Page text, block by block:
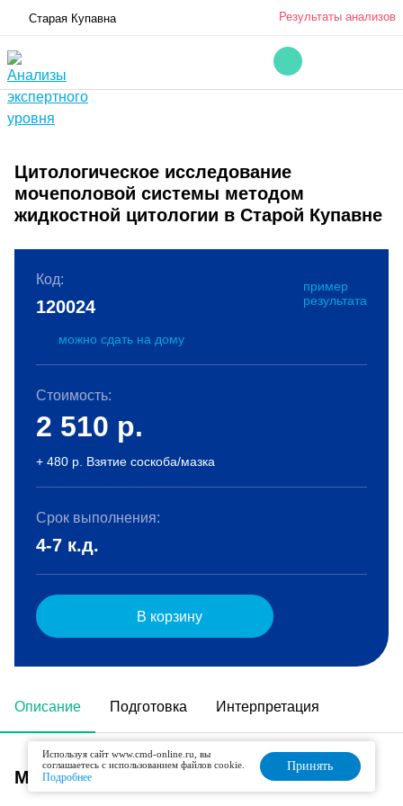
Старая Купавна Результаты анализов
Цитологическое исследование
мочеполовой системы методом
жидкостной цитологии в Старой Купавне
Описание Подготовка Интерпретация
Метод исследования
Код:
пример
результата
120024
можно сдать на дому
Стоимость:
2 510 р.
+ 480 р. Взятие соскоба/мазка
Срок выполнения:
4-7 к.д.
В корзину
Используя сайт www.cmd-online.ru, вы
соглашаетесь с использованием файлов cookie.
Подробнее
Принять